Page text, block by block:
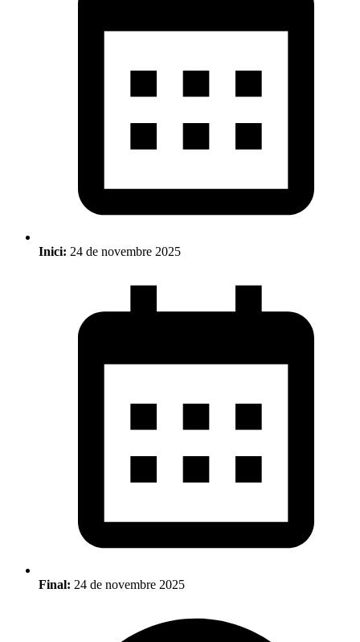
Inici: 24 de novembre 2025
Final: 24 de novembre 2025